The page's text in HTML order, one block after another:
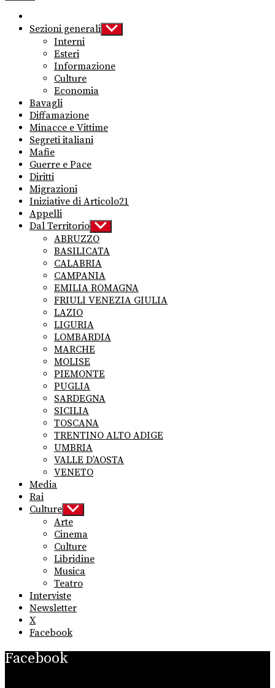
Sezioni generali Show
sub
Interni
Esteri
Informazione
Culture
Economia
Bavagli
Diffamazione
Minacce e Vittime
Segreti italiani
Mafie
Guerre e Pace
Diritti
Migrazioni
Iniziative di Articolo21
Appelli
Dal Territorio Show
sub
menu
ABRUZZO
BASILICATA
CALABRIA
CAMPANIA
EMILIA ROMAGNA
FRIULI VENEZIA GIULIA
LAZIO
LIGURIA
LOMBARDIA
MARCHE
MOLISE
PIEMONTE
PUGLIA
SARDEGNA
SICILIA
TOSCANA
TRENTINO ALTO ADIGE
UMBRIA
VALLE D’AOSTA
VENETO
Media
Rai
Culture Show
sub
menu
Arte
Cinema
Culture
Libridine
Musica
Teatro
Interviste
Newsletter
X
Facebook
Facebook